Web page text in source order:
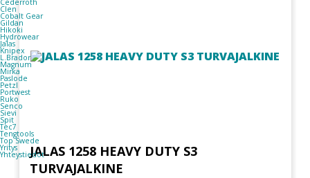
Cederroth
Clen
Cobalt Gear
Gildan
Hikoki
Hydrowear
Jalas
Knipex
L.Brador
Magnum
Mirka
Paslode
Petzl
Portwest
Ruko
Senco
Sievi
Spit
Tec7
Tengtools
Top Swede
Yritys
YhteystiedotJALAS 1258 HEAVY DUTY S3
TURVAJALKINE